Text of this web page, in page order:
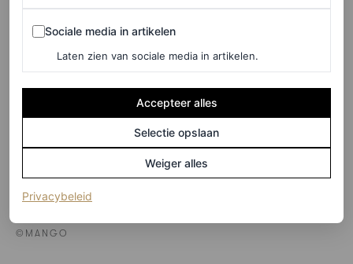
©MANGO
Sociale media in artikelen
Sociale media in artikelen
Laten zien van sociale media in artikelen.
Accepteer alles
Selectie opslaan
Weiger alles
Privacybeleid